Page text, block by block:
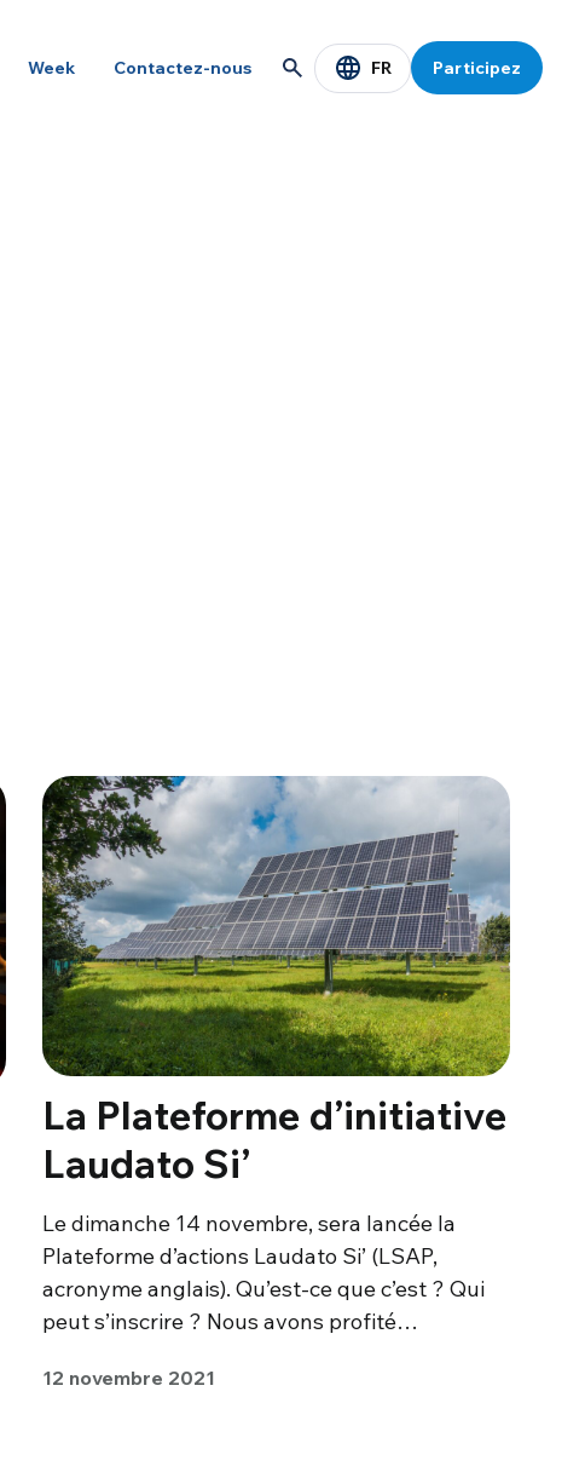
Week Contactez-nous FR Participez
La Plateforme d’initiative
Laudato Si’
Le dimanche 14 novembre, sera lancée la
Plateforme d’actions Laudato Si’ (LSAP,
acronyme anglais). Qu’est-ce que c’est ? Qui
peut s’inscrire ? Nous avons profité…
12 novembre 2021